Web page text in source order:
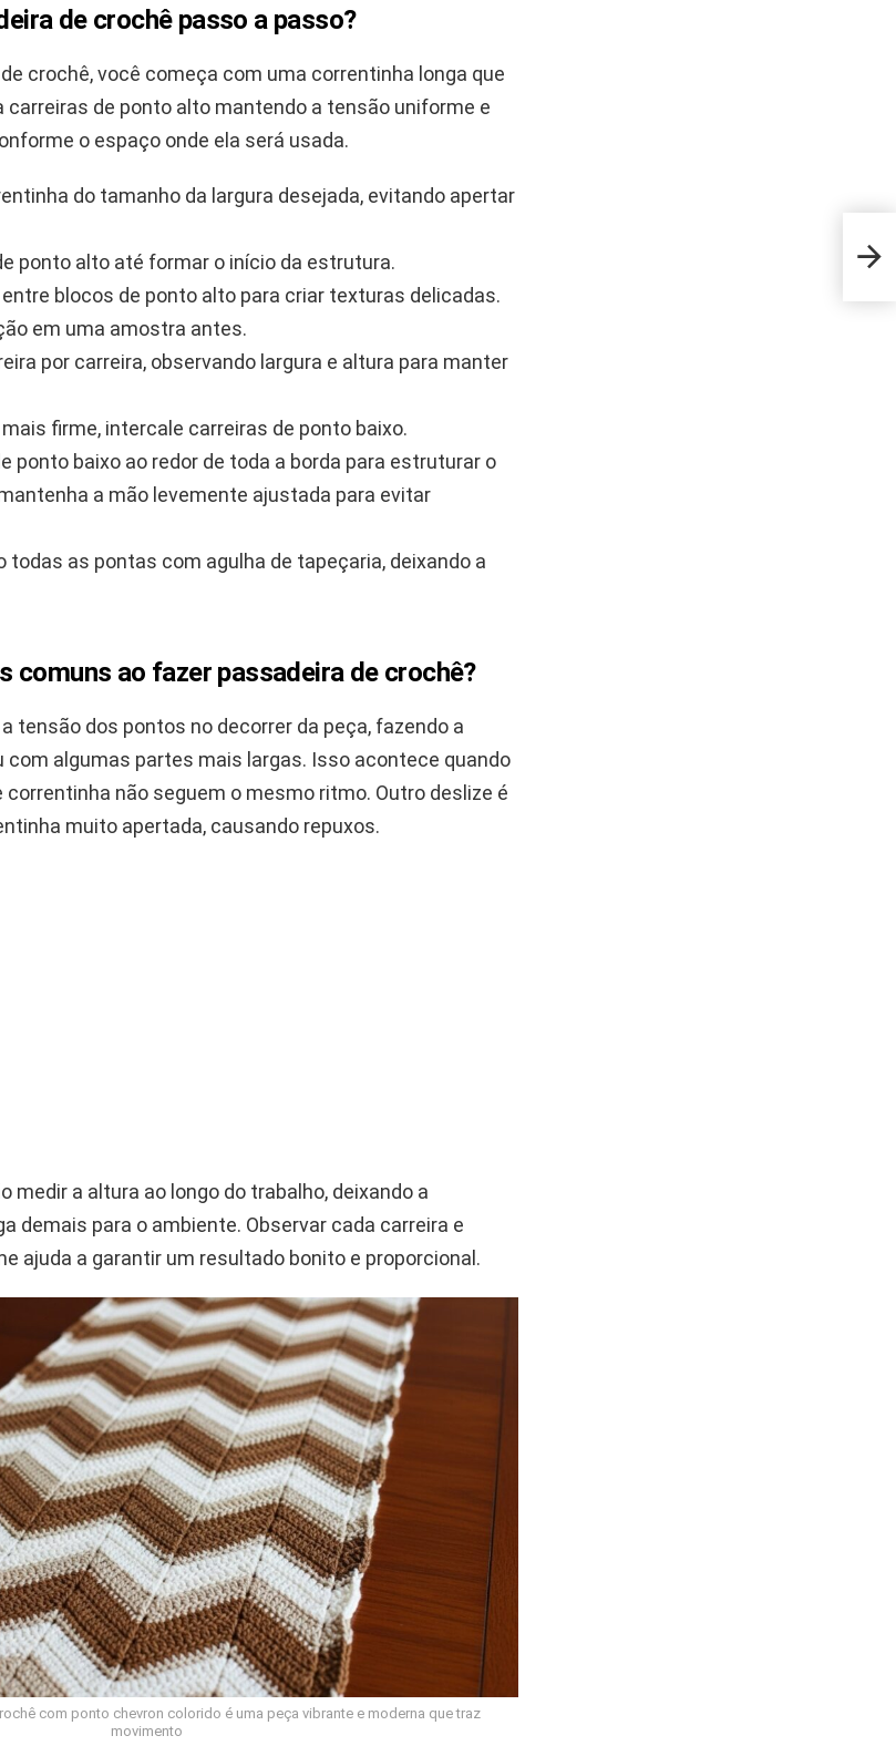
de crochê passo a passo?
crochê, você começa com uma correntinha longa que
carreiras de ponto alto mantendo a tensão uniforme e
o espaço onde ela será usada.
do tamanho da largura desejada, evitando apertar
ponto alto até formar o início da estrutura.
blocos de ponto alto para criar texturas delicadas.
em uma amostra antes.
por carreira, observando largura e altura para manter
firme, intercale carreiras de ponto baixo.
ponto baixo ao redor de toda a borda para estruturar o
a mão levemente ajustada para evitar
todas as pontas com agulha de tapeçaria, deixando a
comuns ao fazer passadeira de crochê?
tensão dos pontos no decorrer da peça, fazendo a
com algumas partes mais largas. Isso acontece quando
correntinha não seguem o mesmo ritmo. Outro deslize é
muito apertada, causando repuxos.
medir a altura ao longo do trabalho, deixando a
demais para o ambiente. Observar cada carreira e
ajuda a garantir um resultado bonito e proporcional.
com ponto chevron colorido é uma peça vibrante e moderna que traz
movimento
A